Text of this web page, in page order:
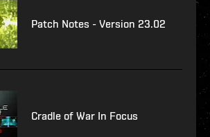
Patch Notes - Version 23.02
Cradle of War In Focus